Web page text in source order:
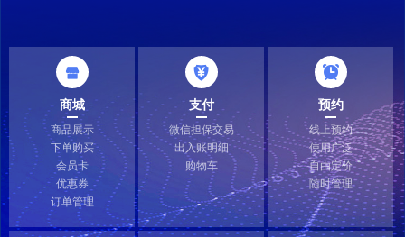
商城
商品展示
下单购买
会员卡
优惠券
订单管理
支付
微信担保交易
出入账明细
购物车
预约
线上预约
使用广泛
自由定价
随时管理